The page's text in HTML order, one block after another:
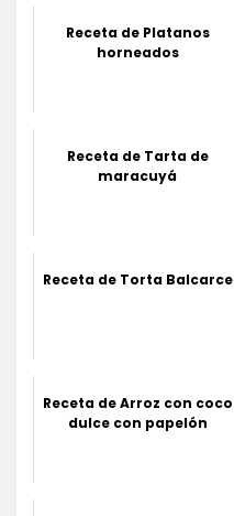
Receta de Platanos
horneados
Receta de Tarta de
maracuyá
Receta de Torta Balcarce
Receta de Arroz con coco
dulce con papelón